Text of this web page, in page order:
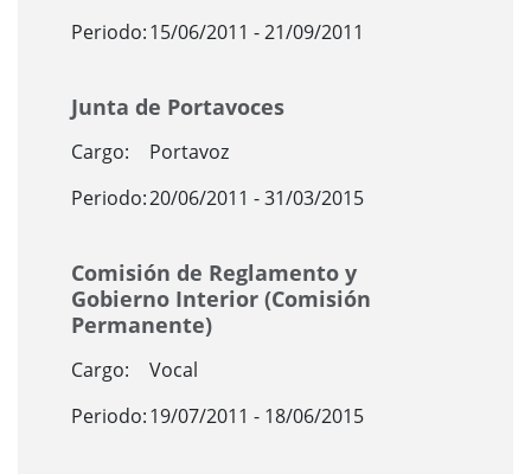
Periodo:15/06/2011 - 21/09/2011
Junta de Portavoces
Cargo:
Portavoz
Periodo:20/06/2011 - 31/03/2015
Comisión de Reglamento y
Gobierno Interior (Comisión
Permanente)
Cargo:
Vocal
Periodo:19/07/2011 - 18/06/2015